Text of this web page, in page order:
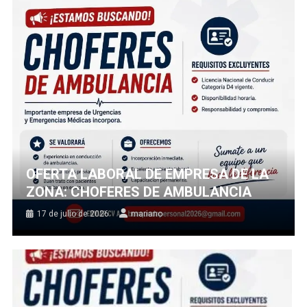
OFERTA LABORAL DE EMPRESA DE LA
ZONA: CHOFERES DE AMBULANCIA
17 de julio de 2026 mariano